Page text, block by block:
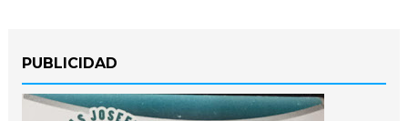
PUBLICIDAD